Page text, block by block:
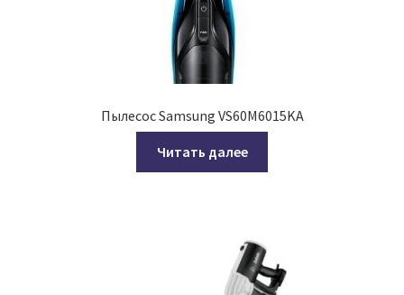
Пылесос Samsung VS60M6015KA
Читать далее